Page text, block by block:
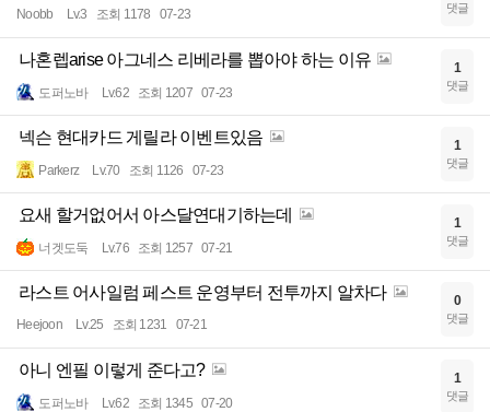
Noobb Lv.3 조회 1178 07-23 댓글
나혼렙arise 아그네스 리베라를 뽑아야 하는 이유
도퍼노바 Lv.62 조회 1207 07-23
1
댓글
넥슨 현대카드 게릴라 이벤트있음
Parkerz Lv.70 조회 1126 07-23
1
댓글
요새 할거없어서 아스달연대기하는데
너겟도둑 Lv.76 조회 1257 07-21
1
댓글
라스트 어사일럼 페스트 운영부터 전투까지 알차다
Heejoon Lv.25 조회 1231 07-21
0
댓글
아니 엔필 이렇게 준다고?
도퍼노바 Lv.62 조회 1345 07-20
1
댓글